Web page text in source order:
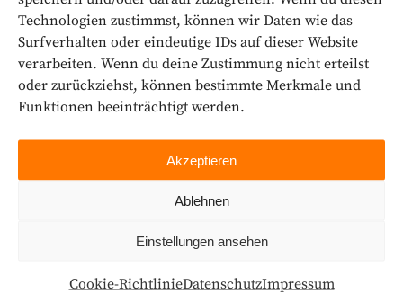
Technologien zustimmst, können wir Daten wie das
Surfverhalten oder eindeutige IDs auf dieser Website
verarbeiten. Wenn du deine Zustimmung nicht erteilst
oder zurückziehst, können bestimmte Merkmale und
Funktionen beeinträchtigt werden.
Akzeptieren
Ablehnen
Einstellungen ansehen
Cookie-RichtlinieDatenschutzImpressum